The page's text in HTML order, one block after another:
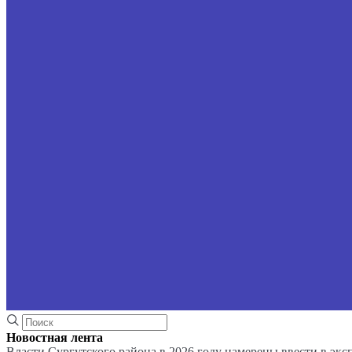
Новостная лента